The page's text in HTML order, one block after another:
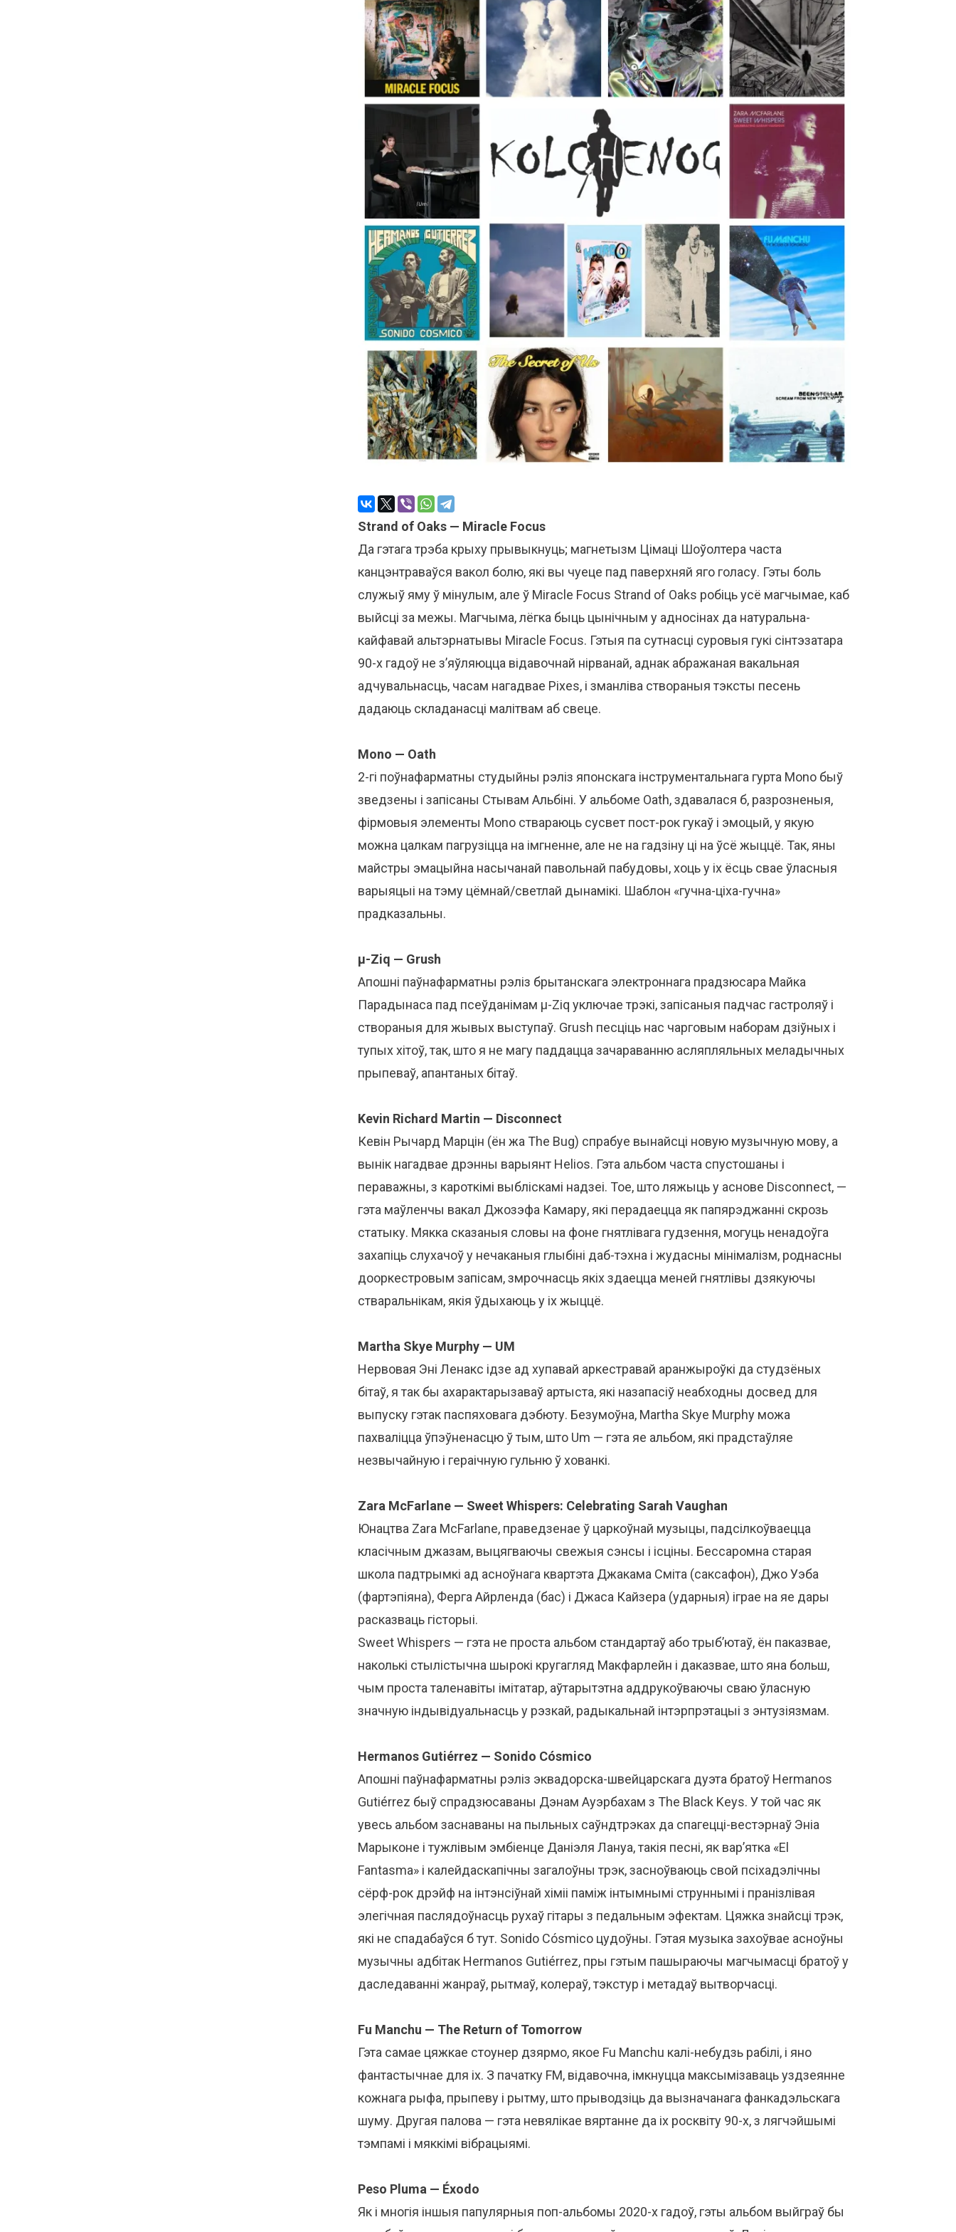
Strand of Oaks — Miracle Focus
Да гэтага трэба крыху прывыкнуць; магнетызм Цімаці Шоўолтера часта
канцэнтраваўся вакол болю, які вы чуеце пад паверхняй яго голасу. Гэты боль
служыў яму ў мінулым, але ў Miracle Focus Strand of Oaks робіць усё магчымае, каб
выйсці за межы. Магчыма, лёгка быць цынічным у адносінах да натуральна-
кайфавай альтэрнатывы Miracle Focus. Гэтыя па сутнасці суровыя гукі сінтэзатара
90-х гадоў не з’яўляюцца відавочнай нірванай, аднак абражаная вакальная
адчувальнасць, часам нагадвае Pixes, і зманліва створаныя тэксты песень
дадаюць складанасці малітвам аб свеце.
Mono — Oath
2-гі поўнафарматны студыйны рэліз японскага інструментальнага гурта Mono быў
зведзены і запісаны Стывам Альбіні. У альбоме Oath, здавалася б, разрозненыя,
фірмовыя элементы Mono ствараюць сусвет пост-рок гукаў і эмоцый, у якую
можна цалкам пагрузіцца на імгненне, але не на гадзіну ці на ўсё жыццё. Так, яны
майстры эмацыйна насычанай павольнай пабудовы, хоць у іх ёсць свае ўласныя
варыяцыі на тэму цёмнай/светлай дынамікі. Шаблон «гучна-ціха-гучна»
прадказальны.
µ-Ziq — Grush
Апошні паўнафарматны рэліз брытанскага электроннага прадзюсара Майка
Парадынаса пад псеўданімам µ-Ziq уключае трэкі, запісаныя падчас гастроляў і
створаныя для жывых выступаў. Grush песціць нас чарговым наборам дзіўных і
тупых хітоў, так, што я не магу паддацца зачараванню асляпляльных меладычных
прыпеваў, апантаных бітаў.
Kevin Richard Martin — Disconnect
Кевін Рычард Марцін (ён жа The Bug) спрабуе вынайсці новую музычную мову, а
вынік нагадвае дрэнны варыянт Helios. Гэта альбом часта спустошаны і
пераважны, з кароткімі выбліскамі надзеі. Тое, што ляжыць у аснове Disconnect, —
гэта маўленчы вакал Джозэфа Камару, які перадаецца як папярэджанні скрозь
статыку. Мякка сказаныя словы на фоне гнятлівага гудзення, могуць ненадоўга
захапіць слухачоў у нечаканыя глыбіні даб-тэхна і жудасны мінімалізм, роднасны
дооркестровым запісам, змрочнасць якіх здаецца меней гнятлівы дзякуючы
стваральнікам, якія ўдыхаюць у іх жыццё.
Martha Skye Murphy — UM
Нервовая Эні Ленакс ідзе ад хупавай аркестравай аранжыроўкі да студзёных
бітаў, я так бы ахарактарызаваў артыста, які назапасіў неабходны досвед для
выпуску гэтак паспяховага дэбюту. Безумоўна, Martha Skye Murphy можа
пахваліцца ўпэўненасцю ў тым, што Um — гэта яе альбом, які прадстаўляе
незвычайную і гераічную гульню ў хованкі.
Zara McFarlane — Sweet Whispers: Celebrating Sarah Vaughan
Юнацтва Zara McFarlane, праведзенае ў царкоўнай музыцы, падсілкоўваецца
класічным джазам, выцягваючы свежыя сэнсы і ісціны. Бессаромна старая
школа падтрымкі ад асноўнага квартэта Джакама Сміта (саксафон), Джо Уэба
(фартэпіяна), Ферга Айрленда (бас) і Джаса Кайзера (ударныя) іграе на яе дары
расказваць гісторыі.
Sweet Whispers — гэта не проста альбом стандартаў або трыб’ютаў, ён паказвае,
наколькі стылістычна шырокі кругагляд Макфарлейн і даказвае, што яна больш,
чым проста таленавіты імітатар, аўтарытэтна аддрукоўваючы сваю ўласную
значную індывідуальнасць у рэзкай, радыкальнай інтэрпрэтацыі з энтузіязмам.
Hermanos Gutiérrez — Sonido Cósmico
Апошні паўнафарматны рэліз эквадорска-швейцарскага дуэта братоў Hermanos
Gutiérrez быў спрадзюсаваны Дэнам Ауэрбахам з The Black Keys. У той час як
увесь альбом заснаваны на пыльных саўндтрэках да спагецці-вестэрнаў Эніа
Марыконе і тужлівым эмбіенце Даніэля Лануа, такія песні, як вар’ятка «El
Fantasma» і калейдаскапічны загалоўны трэк, засноўваюць свой псіхадэлічны
сёрф-рок дрэйф на інтэнсіўнай хіміі паміж інтымнымі струннымі і пранізлівая
элегічная паслядоўнасць рухаў гітары з педальным эфектам. Цяжка знайсці трэк,
які не спадабаўся б тут. Sonido Cósmico цудоўны. Гэтая музыка захоўвае асноўны
музычны адбітак Hermanos Gutiérrez, пры гэтым пашыраючы магчымасці братоў у
даследаванні жанраў, рытмаў, колераў, тэкстур і метадаў вытворчасці.
Fu Manchu — The Return of Tomorrow
Гэта самае цяжкае стоунер дзярмо, якое Fu Manchu калі-небудзь рабілі, і яно
фантастычнае для іх. З пачатку FM, відавочна, імкнуцца максымізаваць уздзеянне
кожнага рыфа, прыпеву і рытму, што прыводзіць да вызначанага фанкадэльскага
шуму. Другая палова — гэта невялікае вяртанне да іх росквіту 90-х, з лягчэйшымі
тэмпамі і мяккімі вібрацыямі.
Peso Pluma — Éxodo
Як і многія іншыя папулярныя поп-альбомы 2020-х гадоў, гэты альбом выйграў бы